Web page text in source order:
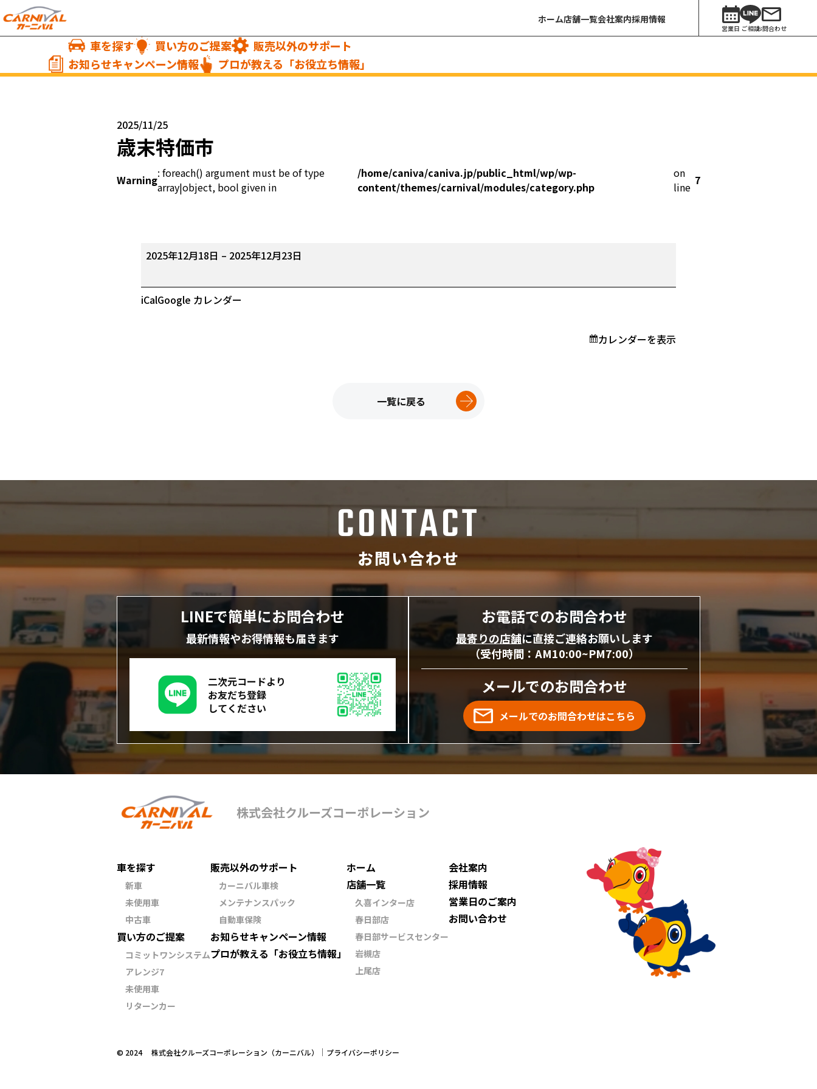
ホーム店舗一覧会社案内採用情報
営業日 ご相談お問合わせ
車を探す 買い方のご提案
販売以外のサポート
お知らせキャンペーン情報
プロが教える「お役立ち情報」
2025/11/25
歳末特価市
Warning: foreach() argument must be of type
array|object, bool given in
/home/caniva/caniva.jp/public_html/wp/wp-
content/themes/carnival/modules/category.php
on
line 7
歳
末
価
市
2025年12月18日 – 2025年12月23日
iCalGoogle カレンダー
カレンダーを表示
一覧に戻る
CONTACT
お問い合わせ
LINEで簡単にお問合わせ
最新情報やお得情報も届きます
二次元コードより
お友だち登録
してください
お電話でのお問合わせ
最寄りの店舗に直接ご連絡お願いします
（受付時間：AM10:00~PM7:00）
メールでのお問合わせ
メールでのお問合わせはこちら
株式会社クルーズコーポレーション
車を探す
新車
未使用車
中古車
買い方のご提案
コミットワンシステム
アレンジ7
未使用車
リターンカー
販売以外のサポート
カーニバル車検
メンテナンスパック
自動車保険
お知らせキャンペーン情報
プロが教える 「お役立ち情報」
ホーム
店舗一覧
久喜インター店
春日部店
春日部サービスセンター
岩槻店
上尾店
会社案内
採用情報
営業日のご案内
お問い合わせ
©︎ 2024 株式会社クルーズコーポレーション（カーニバル） プライバシーポリシー